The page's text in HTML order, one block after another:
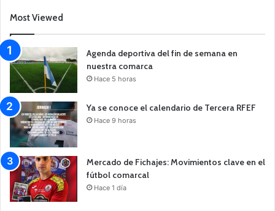
Most Viewed
Agenda deportiva del fin de semana en
nuestra comarca
Hace 5 horas
Ya se conoce el calendario de Tercera RFEF
Hace 9 horas
Mercado de Fichajes: Movimientos clave en el
fútbol comarcal
Hace 1 día